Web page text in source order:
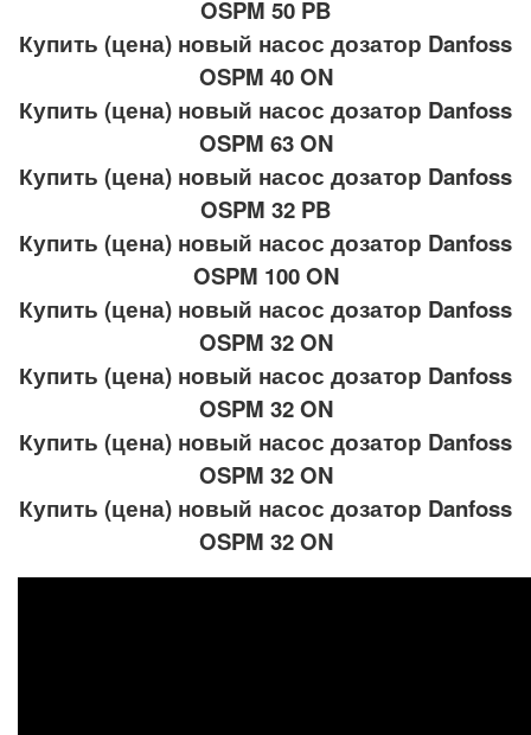
OSPM 50 PB
Купить (цена) новый насос дозатор Danfoss
OSPM 40 ON
Купить (цена) новый насос дозатор Danfoss
OSPM 63 ON
Купить (цена) новый насос дозатор Danfoss
OSPM 32 PB
Купить (цена) новый насос дозатор Danfoss
OSPM 100 ON
Купить (цена) новый насос дозатор Danfoss
OSPM 32 ON
Купить (цена) новый насос дозатор Danfoss
OSPM 32 ON
Купить (цена) новый насос дозатор Danfoss
OSPM 32 ON
Купить (цена) новый насос дозатор Danfoss
OSPM 32 ON